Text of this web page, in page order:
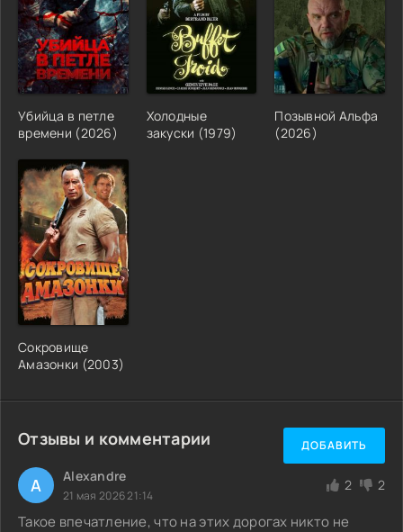
Убийца в петле
времени (2026)
Холодные
закуски (1979)
Позывной Альфа
(2026)
Сокровище
Амазонки (2003)
Отзывы и комментарии ДОБАВИТЬ
A Alexandre
21 мая 2026 21:14
2 2
Такое впечатление, что на этих дорогах никто не